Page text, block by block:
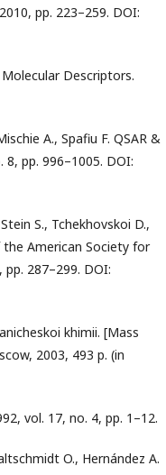
pp. 223–259. DOI:
Descriptors.
A., Spafiu F. QSAR &
pp. 996–1005. DOI:
S., Tchekhovskoi D.,
the American Society for
287–299. DOI:
khimii. [Mass
2003, 493 p. (in
vol. 17, no. 4, pp. 1–12.
O., Hernández A.